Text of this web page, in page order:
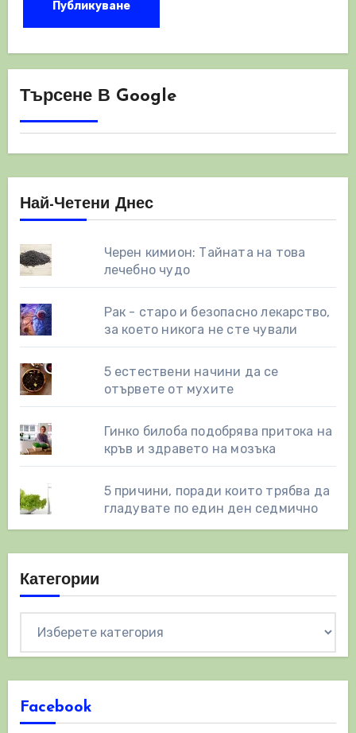
Търсене В Google
Най-Четени Днес
Черен кимион: Тайната на това
лечебно чудо
Рак - старо и безопасно лекарство,
за което никога не сте чували
5 естествени начини да се
отървете от мухите
Гинко билоба подобрява притока на
кръв и здравето на мозъка
5 причини, поради които трябва да
гладувате по един ден седмично
Категории
Facebook